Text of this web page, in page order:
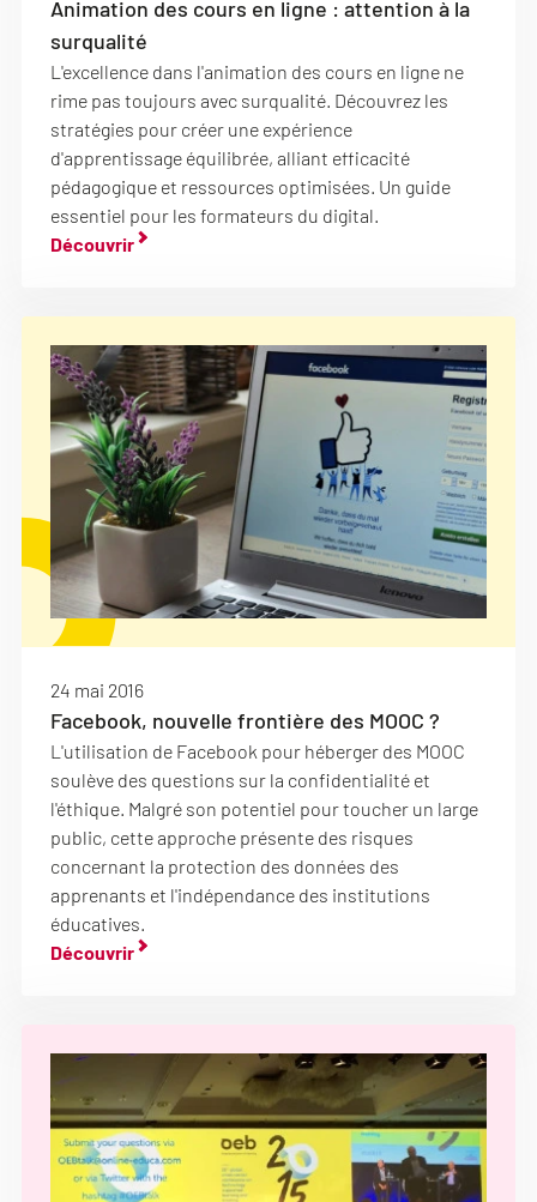
Animation des cours en ligne : attention à la
surqualité
L'excellence dans l'animation des cours en ligne ne
rime pas toujours avec surqualité. Découvrez les
stratégies pour créer une expérience
d'apprentissage équilibrée, alliant efficacité
pédagogique et ressources optimisées. Un guide
essentiel pour les formateurs du digital.
Découvrir
24 mai 2016
Facebook, nouvelle frontière des MOOC ?
L'utilisation de Facebook pour héberger des MOOC
soulève des questions sur la confidentialité et
l'éthique. Malgré son potentiel pour toucher un large
public, cette approche présente des risques
concernant la protection des données des
apprenants et l'indépendance des institutions
éducatives.
Découvrir